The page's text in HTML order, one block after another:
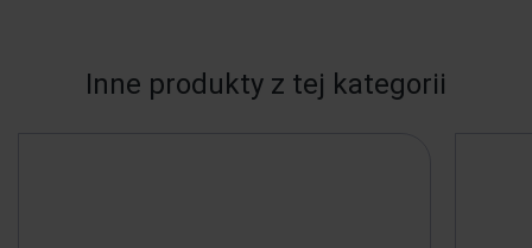
Inne produkty z tej kategorii